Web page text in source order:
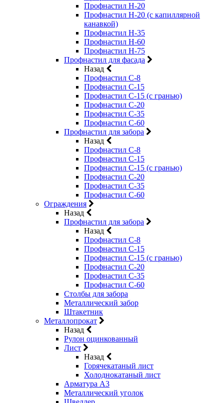
Профнастил Н-20
Профнастил Н-20 (с капиллярной
канавкой)
Профнастил Н-35
Профнастил Н-60
Профнастил Н-75
Профнастил для фасада
Назад
Профнастил С-8
Профнастил С-15
Профнастил С-15 (с гранью)
Профнастил С-20
Профнастил С-35
Профнастил С-60
Профнастил для забора
Назад
Профнастил С-8
Профнастил С-15
Профнастил С-15 (с гранью)
Профнастил С-20
Профнастил С-35
Профнастил С-60
Ограждения
Назад
Профнастил для забора
Назад
Профнастил С-8
Профнастил С-15
Профнастил С-15 (с гранью)
Профнастил С-20
Профнастил С-35
Профнастил С-60
Столбы для забора
Металлический забор
Штакетник
Металлопрокат
Назад
Рулон оцинкованный
Лист
Назад
Горячекатаный лист
Холоднокатаный лист
Арматура А3
Металлический уголок